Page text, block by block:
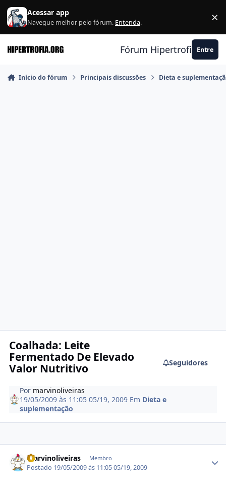
Ir para conteúdo
Acessar app
Navegue melhor pelo fórum. Entenda. ×
Fórum Hipertrofia.org
Entre
Início do fórum Principais discussões Dieta e
Coalhada: Leite
Fermentado De Elevado
Valor Nutritivo
Seguidores
Por marvinoliveiras
19/05/2009 às 11:0505/19, 2009 Em Dieta e
suplementação
marvinoliveiras Membro
Postado 19/05/2009 às 11:0505/19, 2009